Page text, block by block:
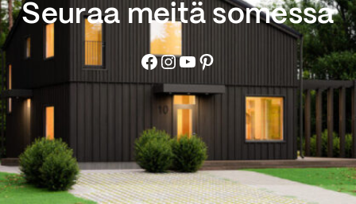
Seuraa meitä somessa
Facebook
Instagram
YouTube
Pinterest